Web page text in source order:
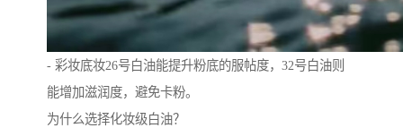
- 彩妆底妆26号白油能提升粉底的服帖度，32号白油则
能增加滋润度，避免卡粉。
为什么选择化妆级白油？